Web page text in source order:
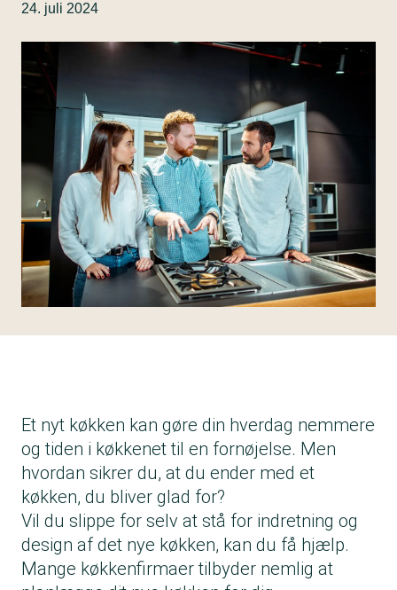
24. juli 2024
Et nyt køkken kan gøre din hverdag nemmere
og tiden i køkkenet til en fornøjelse. Men
hvordan sikrer du, at du ender med et
køkken, du bliver glad for?
Vil du slippe for selv at stå for indretning og
design af det nye køkken, kan du få hjælp.
Mange køkkenfirmaer tilbyder nemlig at